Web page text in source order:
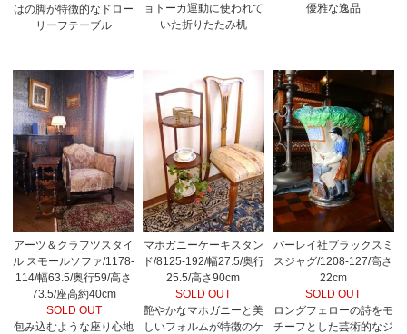
はの脚が特徴的なドロー
リーフテーブル
ョトーカ運動に使われて
いた折りたたみ机
優雅な逸品
アーツ＆クラフツスタイ
ル スモールソファ/1178-
114/幅63.5/奥行59/高さ
73.5/座高約40cm
SOLD OUT
包み込むような座り心地
マホガニーケーキスタン
ド/8125-192/幅27.5/奥行
25.5/高さ90cm
SOLD OUT
艶やかなマホガニーと美
しいフォルムが特徴のケ
バーレイ社ブラックスミ
スジャグ/1208-127/高さ
22cm
SOLD OUT
ロングフェローの詩をモ
チーフとした芸術的なジ